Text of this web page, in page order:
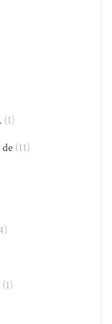
(1)
(11)
(1)